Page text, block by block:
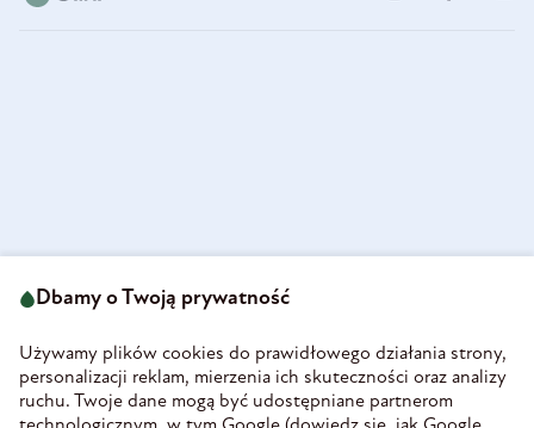
58-160 Świebodzice
REGON 890213034
INFORMACJE
Dbamy o Twoją prywatność
Używamy plików cookies do prawidłowego działania strony,
personalizacji reklam, mierzenia ich skuteczności oraz analizy
ruchu. Twoje dane mogą być udostępniane partnerom